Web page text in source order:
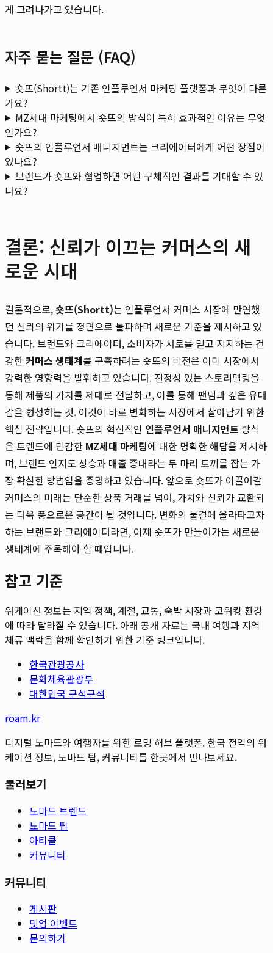
게 그려나가고 있습니다.
자주 묻는 질문 (FAQ)
숏뜨(Shortt)는 기존 인플루언서 마케팅 플랫폼과 무엇이 다른
가요?
MZ세대 마케팅에서 숏뜨의 방식이 특히 효과적인 이유는 무엇
인가요?
숏뜨의 인플루언서 매니지먼트는 크리에이터에게 어떤 장점이
있나요?
브랜드가 숏뜨와 협업하면 어떤 구체적인 결과를 기대할 수 있
나요?
결론: 신뢰가 이끄는 커머스의 새
로운 시대
결론적으로,숏뜨(Shortt)는 인플루언서 커머스 시장에 만연했
던 신뢰의 위기를 정면으로 돌파하며 새로운 기준을 제시하고 있
습니다. 브랜드와 크리에이터, 소비자가 서로를 믿고 지지하는 건
강한커머스 생태계를 구축하려는 숏뜨의 비전은 이미 시장에서
강력한 영향력을 발휘하고 있습니다. 진정성 있는 스토리텔링을
통해 제품의 가치를 제대로 전달하고, 이를 통해 팬덤과 깊은 유대
감을 형성하는 것. 이것이 바로 변화하는 시장에서 살아남기 위한
핵심 전략입니다. 숏뜨의 혁신적인 인플루언서 매니지먼트 방식
은 트렌드에 민감한 MZ세대 마케팅에 대한 명확한 해답을 제시하
며, 브랜드 인지도 상승과 매출 증대라는 두 마리 토끼를 잡는 가
장 확실한 방법임을 증명하고 있습니다. 앞으로 숏뜨가 이끌어갈
커머스의 미래는 단순한 상품 거래를 넘어, 가치와 신뢰가 교환되
는 더욱 풍요로운 공간이 될 것입니다. 변화의 물결에 올라타고자
하는 브랜드와 크리에이터라면, 이제 숏뜨가 만들어가는 새로운
생태계에 주목해야 할 때입니다.
참고 기준
워케이션 정보는 지역 정책, 계절, 교통, 숙박 시장과 코워킹 환경
에 따라 달라질 수 있습니다. 아래 공개 자료는 국내 여행과 지역
체류 맥락을 함께 확인하기 위한 기준 링크입니다.
한국관광공사
문화체육관광부
대한민국 구석구석
roam.kr
디지털 노마드와 여행자를 위한 로밍 허브 플랫폼. 한국 전역의 워
케이션 정보, 노마드 팁, 커뮤니티를 한곳에서 만나보세요.
둘러보기
노마드 트렌드
노마드 팁
아티클
커뮤니티
커뮤니티
게시판
밋업 이벤트
문의하기